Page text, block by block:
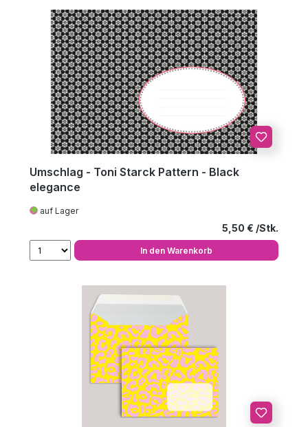
Umschlag - Toni Starck Pattern - Black
elegance
auf Lager
Regulärer
5,50 €
In den Warenkorb